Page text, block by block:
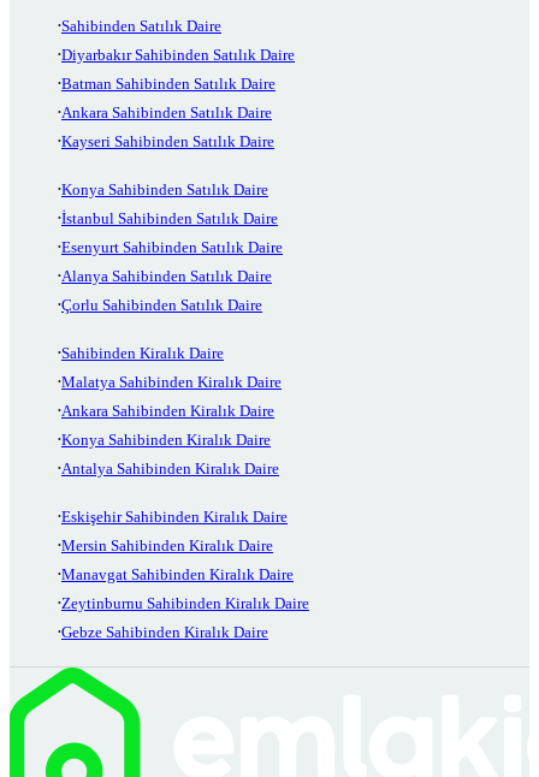
Sahibinden Satılık Daire
Diyarbakır Sahibinden Satılık Daire
Batman Sahibinden Satılık Daire
Ankara Sahibinden Satılık Daire
Kayseri Sahibinden Satılık Daire
Konya Sahibinden Satılık Daire
İstanbul Sahibinden Satılık Daire
Esenyurt Sahibinden Satılık Daire
Alanya Sahibinden Satılık Daire
Çorlu Sahibinden Satılık Daire
Sahibinden Kiralık Daire
Malatya Sahibinden Kiralık Daire
Ankara Sahibinden Kiralık Daire
Konya Sahibinden Kiralık Daire
Antalya Sahibinden Kiralık Daire
Eskişehir Sahibinden Kiralık Daire
Mersin Sahibinden Kiralık Daire
Manavgat Sahibinden Kiralık Daire
Zeytinburnu Sahibinden Kiralık Daire
Gebze Sahibinden Kiralık Daire